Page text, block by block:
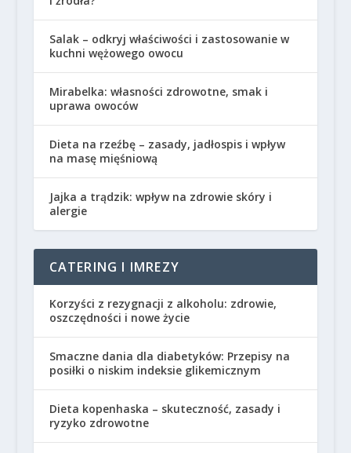
Salak – odkryj właściwości i zastosowanie w
kuchni wężowego owocu
Mirabelka: własności zdrowotne, smak i
uprawa owoców
Dieta na rzeźbę – zasady, jadłospis i wpływ
na masę mięśniową
Jajka a trądzik: wpływ na zdrowie skóry i
alergie
CATERING I IMREZY
Korzyści z rezygnacji z alkoholu: zdrowie,
oszczędności i nowe życie
Smaczne dania dla diabetyków: Przepisy na
posiłki o niskim indeksie glikemicznym
Dieta kopenhaska – skuteczność, zasady i
ryzyko zdrowotne